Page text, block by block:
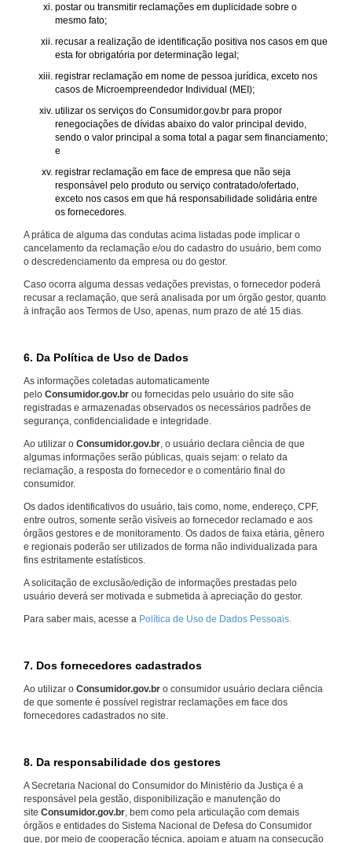
postar ou transmitir reclamações em duplicidade sobre o
mesmo fato;
recusar a realização de identificação positiva nos casos em que
esta for obrigatória por determinação legal;
registrar reclamação em nome de pessoa jurídica, exceto nos
casos de Microempreendedor Individual (MEI);
utilizar os serviços do Consumidor.gov.br para propor
renegociações de dívidas abaixo do valor principal devido,
sendo o valor principal a soma total a pagar sem financiamento;
e
registrar reclamação em face de empresa que não seja
responsável pelo produto ou serviço contratado/ofertado,
exceto nos casos em que há responsabilidade solidária entre
os fornecedores.
A prática de alguma das condutas acima listadas pode implicar o
cancelamento da reclamação e/ou do cadastro do usuário, bem como
o descredenciamento da empresa ou do gestor.
Caso ocorra alguma dessas vedações previstas, o fornecedor poderá
recusar a reclamação, que será analisada por um órgão gestor, quanto
à infração aos Termos de Uso, apenas, num prazo de até 15 dias.
6. Da Política de Uso de Dados
As informações coletadas automaticamente
pelo Consumidor.gov.br ou fornecidas pelo usuário do site são
registradas e armazenadas observados os necessários padrões de
segurança, confidencialidade e integridade.
Ao utilizar o Consumidor.gov.br , o usuário declara ciência de que
algumas informações serão públicas, quais sejam: o relato da
reclamação, a resposta do fornecedor e o comentário final do
consumidor.
Os dados identificativos do usuário, tais como, nome, endereço, CPF,
entre outros, somente serão visíveis ao fornecedor reclamado e aos
órgãos gestores e de monitoramento. Os dados de faixa etária, gênero
e regionais poderão ser utilizados de forma não individualizada para
fins estritamente estatísticos.
A solicitação de exclusão/edição de informações prestadas pelo
usuário deverá ser motivada e submetida à apreciação do gestor.
Para saber mais, acesse a Política de Uso de Dados Pessoais.
7. Dos fornecedores cadastrados
Ao utilizar o Consumidor.gov.br o consumidor usuário declara ciência
de que somente é possível registrar reclamações em face dos
fornecedores cadastrados no site.
8. Da responsabilidade dos gestores
A Secretaria Nacional do Consumidor do Ministério da Justiça é a
responsável pela gestão, disponibilização e manutenção do
site Consumidor.gov.br, bem como pela articulação com demais
órgãos e entidades do Sistema Nacional de Defesa do Consumidor
que, por meio de cooperação técnica, apoiam e atuam na consecução